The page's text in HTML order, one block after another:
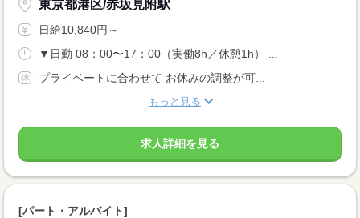
東京都港区/赤坂見附駅
日給10,840円～
▼日勤 08：00〜17：00（実働8h／休憩1h） ...
プライベートに合わせて お休みの調整が可...
もっと見る
求人詳細を見る
[パート・アルバイト]